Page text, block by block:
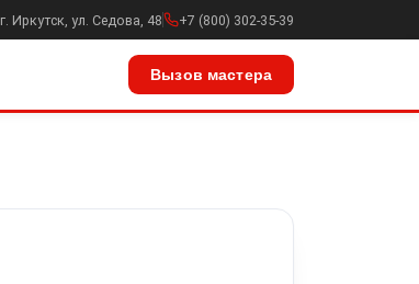
г. Иркутск, ул. Седова, 48 +7 (800) 302-35-39
Вызов мастера